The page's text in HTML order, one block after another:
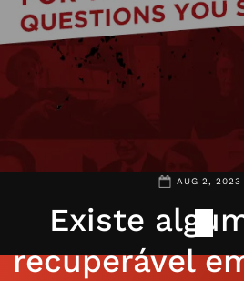
AUG 2, 2023
Existe
recuperável